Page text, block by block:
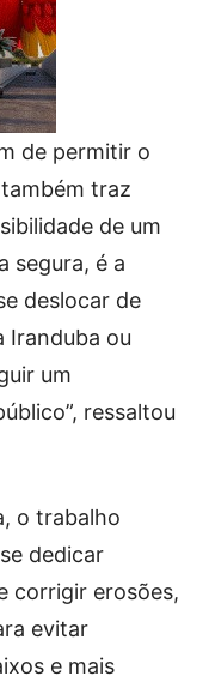
de permitir o
traz
de um
segura, é a
deslocar de
Iranduba ou
um
ressaltou
o trabalho
dedicar
corrigir erosões,
evitar
e mais